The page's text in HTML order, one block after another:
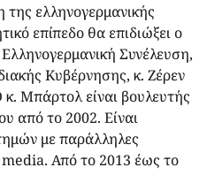
ελληνογερμανικής
επίπεδο θα επιδιώξει ο
Συνέλευση,
Κυβέρνησης, κ. Ζέρεν
Μπάρτολ είναι βουλευτής
από το 2002. Είναι
με παράλληλες
media. Από το 2013 έως το